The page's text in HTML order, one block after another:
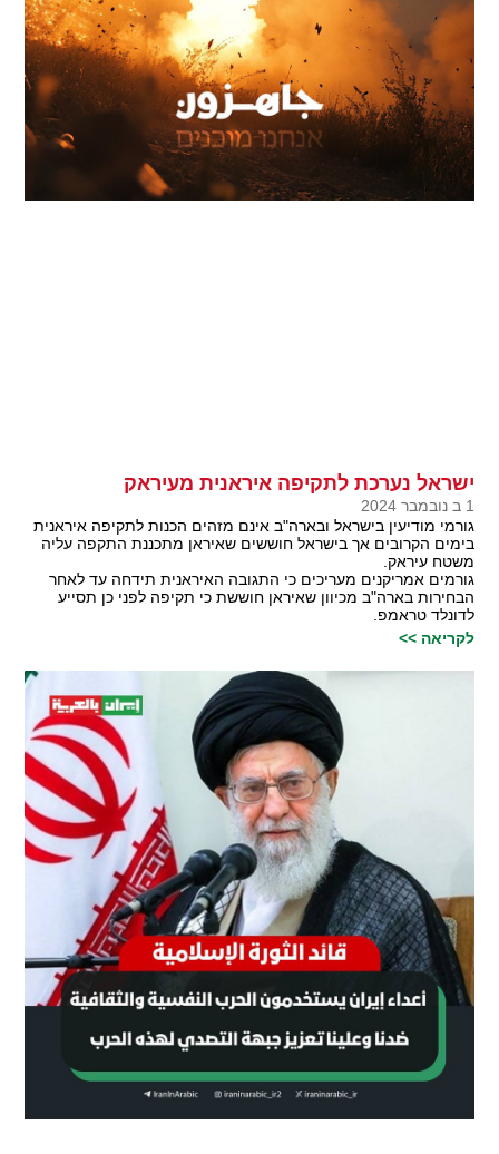
ישראל נערכת לתקיפה איראנית מעיראק
1 ב נובמבר 2024
גורמי מודיעין בישראל ובארה"ב אינם מזהים הכנות לתקיפה איראנית
בימים הקרובים אך בישראל חוששים שאיראן מתכננת התקפה עליה
משטח עיראק.
גורמים אמריקנים מעריכים כי התגובה האיראנית תידחה עד לאחר
הבחירות בארה"ב מכיוון שאיראן חוששת כי תקיפה לפני כן תסייע
לדונלד טראמפ.
לקריאה >>